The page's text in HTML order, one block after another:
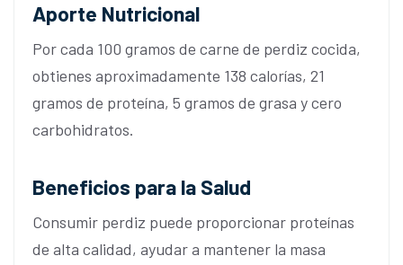
Aporte Nutricional
Por cada 100 gramos de carne de perdiz cocida,
obtienes aproximadamente 138 calorías, 21
gramos de proteína, 5 gramos de grasa y cero
carbohidratos.
Beneficios para la Salud
Consumir perdiz puede proporcionar proteínas
de alta calidad, ayudar a mantener la masa